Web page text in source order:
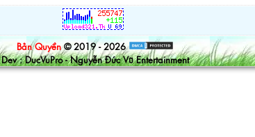
Bản Quyền © 2019 - 2026
Dev : DucVuPro - Nguyễn Đức Vũ Entertainment